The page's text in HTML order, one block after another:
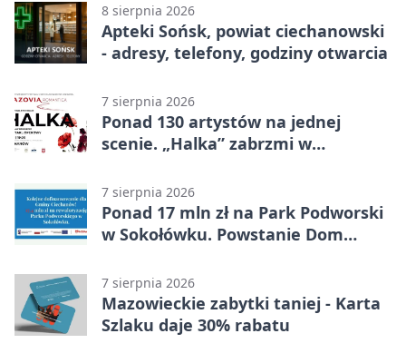
8 sierpnia 2026
Apteki Sońsk, powiat ciechanowski
- adresy, telefony, godziny otwarcia
7 sierpnia 2026
Ponad 130 artystów na jednej
scenie. „Halka” zabrzmi w
7 sierpnia 2026
Ponad 17 mln zł na Park Podworski
w Sokołówku. Powstanie Dom
7 sierpnia 2026
Mazowieckie zabytki taniej - Karta
Szlaku daje 30% rabatu